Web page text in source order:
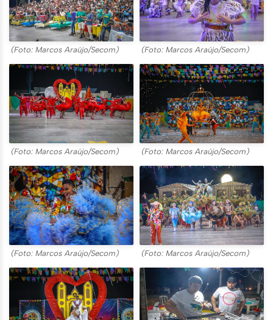
(Foto: Marcos Araújo/Secom) (Foto: Marcos Araújo/Secom)
(Foto: Marcos Araújo/Secom) (Foto: Marcos Araújo/Secom)
(Foto: Marcos Araújo/Secom) (Foto: Marcos Araújo/Secom)